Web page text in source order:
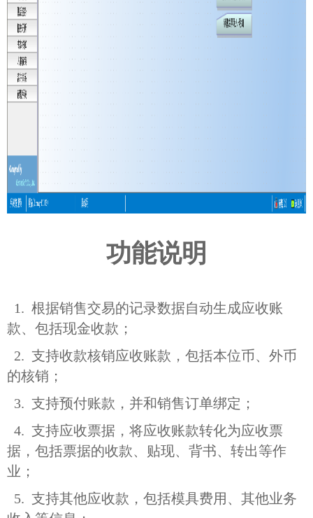
功能说明
1. 根据销售交易的记录数据自动生成应收账
款、包括现金收款；
2. 支持收款核销应收账款，包括本位币、外币
的核销；
3. 支持预付账款，并和销售订单绑定；
4. 支持应收票据，将应收账款转化为应收票
据，包括票据的收款、贴现、背书、转出等作
业；
5. 支持其他应收款，包括模具费用、其他业务